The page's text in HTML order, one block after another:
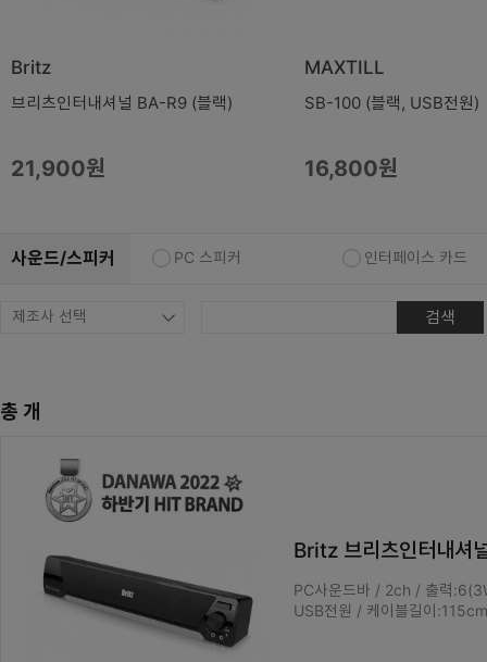
조립비
Britz
브리츠인터내셔널 BA-R9 (블랙)
21,900원
MAXTILL
SB-100 (블랙, USB전원)
16,800원
사운드/스피커 PC 스피커 인터페이스 카드
검색
총 개
Britz 브리츠인터내셔
PC사운드바 / 2ch / 출력
USB전원 / 케이블길이